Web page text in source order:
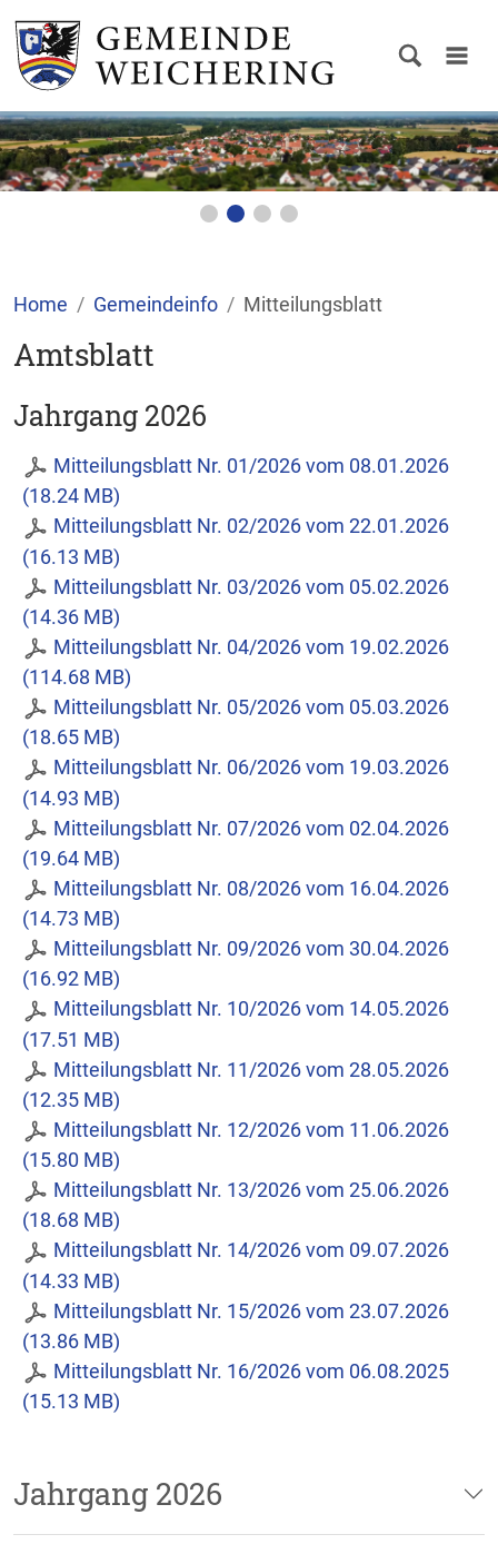
Home Gemeindeinfo Mitteilungsblatt
Amtsblatt
Jahrgang 2026
Mitteilungsblatt Nr. 01/2026 vom 08.01.2026
(18.24 MB)
Mitteilungsblatt Nr. 02/2026 vom 22.01.2026
(16.13 MB)
Mitteilungsblatt Nr. 03/2026 vom 05.02.2026
(14.36 MB)
Mitteilungsblatt Nr. 04/2026 vom 19.02.2026
(114.68 MB)
Mitteilungsblatt Nr. 05/2026 vom 05.03.2026
(18.65 MB)
Mitteilungsblatt Nr. 06/2026 vom 19.03.2026
(14.93 MB)
Mitteilungsblatt Nr. 07/2026 vom 02.04.2026
(19.64 MB)
Mitteilungsblatt Nr. 08/2026 vom 16.04.2026
(14.73 MB)
Mitteilungsblatt Nr. 09/2026 vom 30.04.2026
(16.92 MB)
Mitteilungsblatt Nr. 10/2026 vom 14.05.2026
(17.51 MB)
Mitteilungsblatt Nr. 11/2026 vom 28.05.2026
(12.35 MB)
Mitteilungsblatt Nr. 12/2026 vom 11.06.2026
(15.80 MB)
Mitteilungsblatt Nr. 13/2026 vom 25.06.2026
(18.68 MB)
Mitteilungsblatt Nr. 14/2026 vom 09.07.2026
(14.33 MB)
Mitteilungsblatt Nr. 15/2026 vom 23.07.2026
(13.86 MB)
Mitteilungsblatt Nr. 16/2026 vom 06.08.2025
(15.13 MB)
Jahrgang 2026